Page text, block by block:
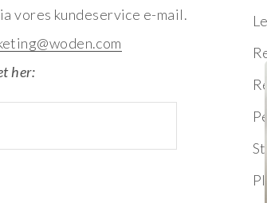
vores kundeservice e-mail.
her: